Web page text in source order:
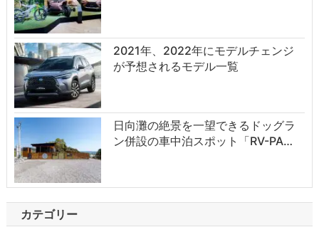
2021年、2022年にモデルチェンジ
が予想されるモデル一覧
日向灘の絶景を一望できるドッグラ
ン併設の車中泊スポット「RV-PA…
カテゴリー